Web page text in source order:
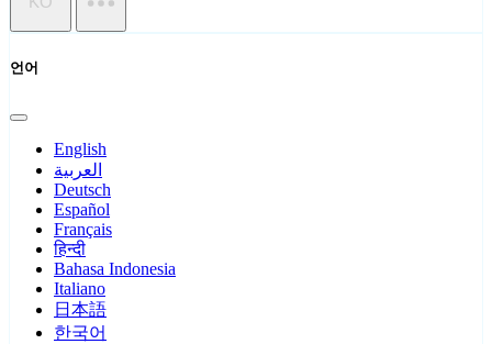
언어
English
العربية
Deutsch
Español
Français
हिन्दी
Bahasa Indonesia
Italiano
日本語
한국어